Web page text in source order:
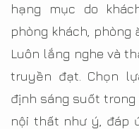
hạng mục do
phòng khách, phòng
Luôn lắng nghe và
truyền đạt. Chọn
định sáng suốt
nội thất như ý, đáp